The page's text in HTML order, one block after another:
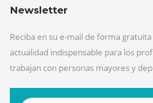
Newsletter
Reciba en su e-mail de forma
actualidad indispensable para los
trabajan con personas mayores y